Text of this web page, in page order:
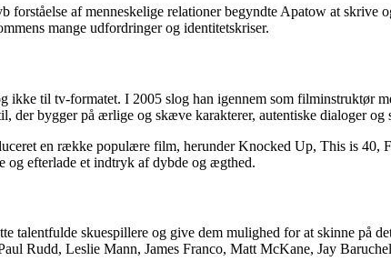
forståelse af menneskelige relationer begyndte Apatow at
mange udfordringer og identitetskriser.
ikke til tv-formatet. I 2005 slog han igennem som
der bygger på ærlige og skæve karakterer, autentiske dialoger
en række populære film, herunder Knocked Up, This is
og efterlade et indtryk af dybde og ægthed.
talentfulde skuespillere og give dem mulighed for at skinne på
Rudd, Leslie Mann, James Franco, Matt McKane, Jay